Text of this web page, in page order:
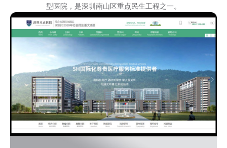
型医院，是深圳南山区重点民生工程之一。